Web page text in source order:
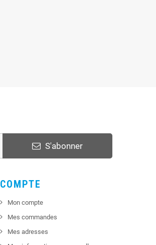
S'abonner
COMPTE
Mon compte
Mes commandes
Mes adresses